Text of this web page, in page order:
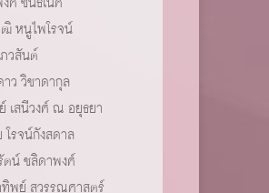
หนูไพโรจน์
วสันต์
ว วิชาดากุล
เสนีวงศ์ ณ อยุธยา
โรจน์กังสดาล
ตน์ ชลิดาพงศ์
ทิพย์ สุวรรณศาสตร์